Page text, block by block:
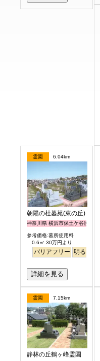
霊園 6.04km
朝陽の杜墓苑(東の丘)
神奈川県 横浜市保土ケ谷区
参考価格:墓所使用料
0.6㎡ 30万円より
バリアフリー 明るい
詳細を見る
霊園 7.15km
静林の丘鶴ヶ峰霊園